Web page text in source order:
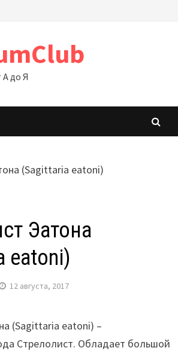
А до Я
Эатона
eatoni)
12 августа, 2017
(Sagittaria eatoni) –
Стрелолист. Обладает большой